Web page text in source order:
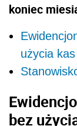
koniec
użycia
bez